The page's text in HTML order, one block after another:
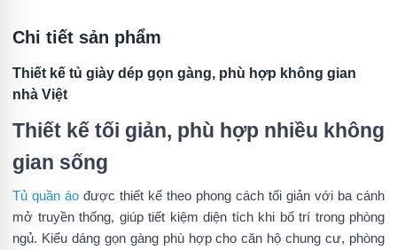
Chi tiết sản phẩm
Thiết kế tủ giày dép gọn gàng, phù hợp không gian
nhà Việt
Thiết kế tối giản, phù hợp nhiều không
gian sống
Tủ quần áo được thiết kế theo phong cách tối giản với ba cánh
mở truyền thống, giúp tiết kiệm diện tích khi bố trí trong phòng
ngủ. Kiểu dáng gọn gàng phù hợp cho căn hộ chung cư, phòng